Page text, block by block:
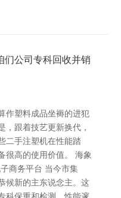
们公司专科回收并销
作塑料成品坐褥的进犯
，跟着技艺更新换代，
二手注塑机在性能踏
很高的使用价值。 海象
商务平台 当今市集
候新的主东说念主。这